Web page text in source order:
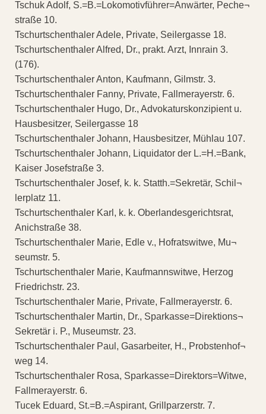
Tschuk Adolf, S.=B.=Lokomotivführer=Anwärter, Peche¬
straße 10.
Tschurtschenthaler Adele, Private, Seilergasse 18.
Tschurtschenthaler Alfred, Dr., prakt. Arzt, Innrain 3.
(176).
Tschurtschenthaler Anton, Kaufmann, Gilmstr. 3.
Tschurtschenthaler Fanny, Private, Fallmerayerstr. 6.
Tschurtschenthaler Hugo, Dr., Advokaturskonzipient u.
Hausbesitzer, Seilergasse 18
Tschurtschenthaler Johann, Hausbesitzer, Mühlau 107.
Tschurtschenthaler Johann, Liquidator der L.=H.=Bank,
Kaiser Josefstraße 3.
Tschurtschenthaler Josef, k. k. Statth.=Sekretär, Schil¬
lerplatz 11.
Tschurtschenthaler Karl, k. k. Oberlandesgerichtsrat,
Anichstraße 38.
Tschurtschenthaler Marie, Edle v., Hofratswitwe, Mu¬
seumstr. 5.
Tschurtschenthaler Marie, Kaufmannswitwe, Herzog
Friedrichstr. 23.
Tschurtschenthaler Marie, Private, Fallmerayerstr. 6.
Tschurtschenthaler Martin, Dr., Sparkasse=Direktions¬
Sekretär i. P., Museumstr. 23.
Tschurtschenthaler Paul, Gasarbeiter, H., Probstenhof¬
weg 14.
Tschurtschenthaler Rosa, Sparkasse=Direktors=Witwe,
Fallmerayerstr. 6.
Tucek Eduard, St.=B.=Aspirant, Grillparzerstr. 7.